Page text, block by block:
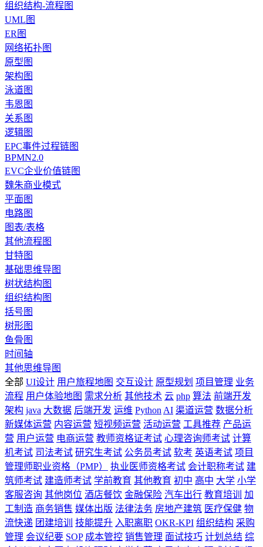
组织结构-流程图
UML图
ER图
网络拓扑图
原型图
架构图
泳道图
韦恩图
关系图
逻辑图
EPC事件过程链图
BPMN2.0
EVC企业价值链图
魏朱商业模式
平面图
电路图
图表/表格
其他流程图
甘特图
基础思维导图
树状结构图
组织结构图
括号图
树形图
鱼骨图
时间轴
其他思维导图
全部 UI设计 用户旅程地图 交互设计 原型规划 项目管理 业务
流程 用户体验地图 需求分析 其他技术 云 php 算法 前端开发
架构 java 大数据 后端开发 运维 Python AI 渠道运营 数据分析
新媒体运营 内容运营 短视频运营 活动运营 工具推荐 产品运
营 用户运营 电商运营 教师资格证考试 心理咨询师考试 计算
机考试 司法考试 研究生考试 公务员考试 软考 英语考试 项目
管理师职业资格（PMP）
执业医师资格考试 会计职称考试 建
筑师考试 建造师考试 学前教育 其他教育 初中 高中 大学 小学
客服咨询 其他岗位 酒店餐饮 金融保险 汽车出行 教育培训
加
工制造 商务销售 媒体出版 法律法务 房地产建筑 医疗保健 物
流快递 团建培训 技能提升 入职离职 OKR-KPI 组织结构 采购
管理 会议纪要 SOP 成本管控 销售管理 面试技巧 计划总结 综